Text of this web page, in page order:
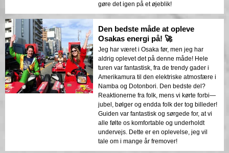
gøre det igen på et øjeblik!
Den bedste måde at opleve
Osakas energi på! 🚀
Jeg har været i Osaka før, men jeg har
aldrig oplevet det på denne måde! Hele
turen var fantastisk, fra de trendy gader i
Amerikamura til den elektriske atmosfære i
Namba og Dotonbori. Den bedste del?
Reaktionerne fra folk, mens vi kørte forbi—
jubel, bølger og endda folk der tog billeder!
Guiden var fantastisk og sørgede for, at vi
alle følte os komfortable og underholdt
undervejs. Dette er en oplevelse, jeg vil
tale om i mange år fremover!